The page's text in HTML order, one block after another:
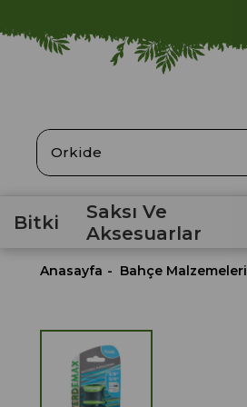
Bitki
Saksı Ve
Aksesuarlar
Anasayfa Bahçe Malzemeleri